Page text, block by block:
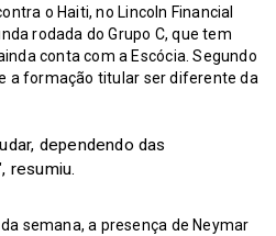
o Haiti, no Lincoln Financial
rodada do Grupo C, que tem
conta com a Escócia. Segundo
a formação titular ser diferente da
dependendo das
resumiu.
semana, a presença de Neymar